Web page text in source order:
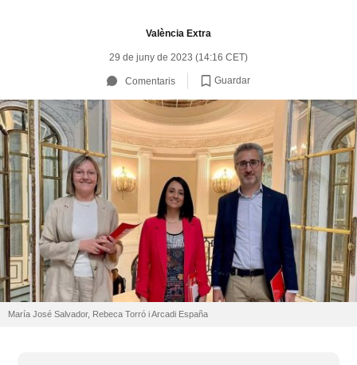
València Extra
29 de juny de 2023 (14:16 CET)
Comentaris Guardar
María José Salvador, Rebeca Torró i Arcadi España